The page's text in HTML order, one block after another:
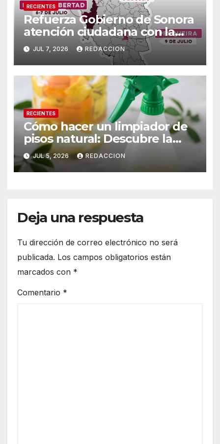
RECIENTES
Refuerza Gobierno de Sonora
atención ciudadana con la
Agencia Fiscal Móvil en tres
municipios
JUL 7, 2026 REDACCION
RECIENTES
Cómo hacer un limpiador de
pisos natural: Descubre la
mezcla efectiva para eliminar
el mal olor
JUL 5, 2026 REDACCION
Deja una respuesta
Tu dirección de correo electrónico no será
publicada. Los campos obligatorios están
marcados con *
Comentario *